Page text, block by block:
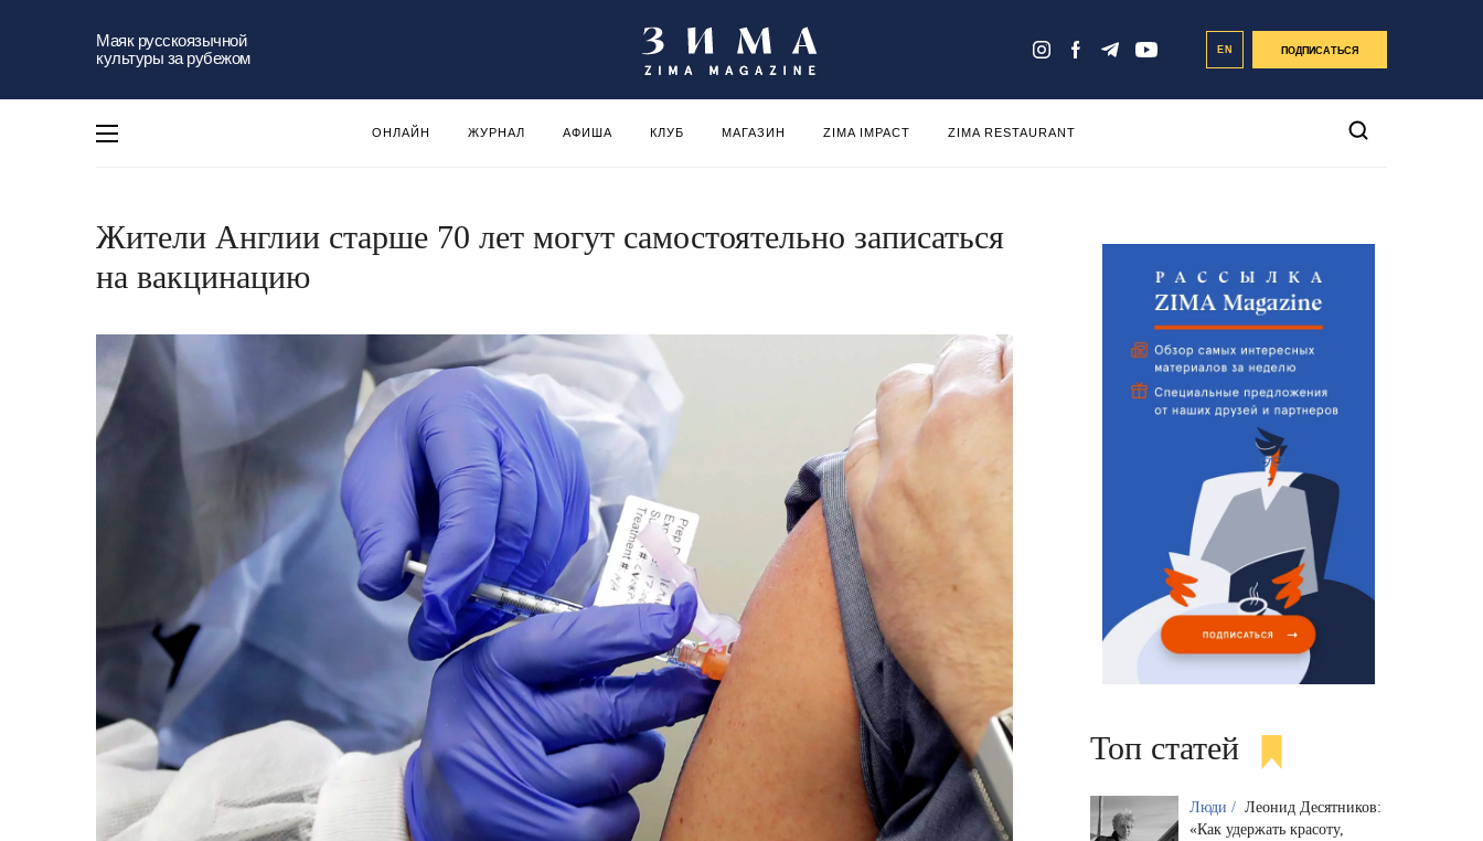
Маяк русскоязычной
культуры за рубежом
EN ПОДПИСАТЬСЯ
ОНЛАЙН ЖУРНАЛ АФИША КЛУБ МАГАЗИН ZIMA IMPACT ZIMA RESTAURANT
Жители Англии старше 70 лет могут самостоятельно записаться
на вакцинацию
Топ статей
Люди / Леонид Десятников:
«Как удержать красоту,